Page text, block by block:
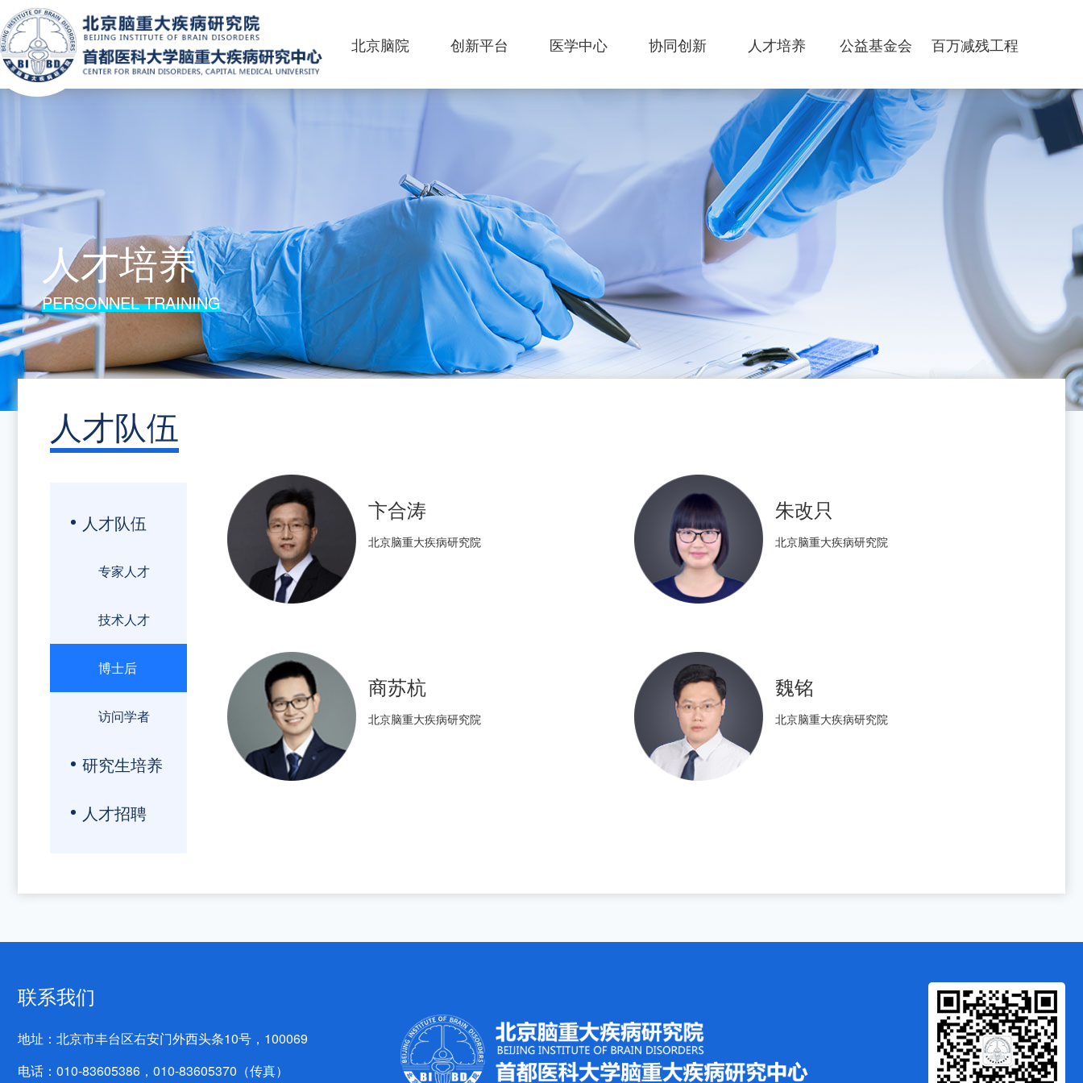
北京脑院
新闻动态
创新平台
学术动态
医学中心
数字化智慧
康复中心
高颅压与脑静脉
病变中心
医学伦理委员会
协同创新
共建单位
人才培养
人才队伍
研究生培养
人才招聘
公益基金会
基金会简介
基金会党建工作
百万减残工程
人才培养
PERSONNEL TRAINING
人才队伍
人才队伍
专家人才
技术人才
博士后
访问学者
研究生培养
人才招聘
卞合涛
北京脑重大疾病研究院
朱改只
北京脑重大疾病研究院
商苏杭
北京脑重大疾病研究院
魏铭
北京脑重大疾病研究院
联系我们
地址：北京市丰台区右安门外西头条10号，100069
电话：010-83605386，010-83605370（传真）